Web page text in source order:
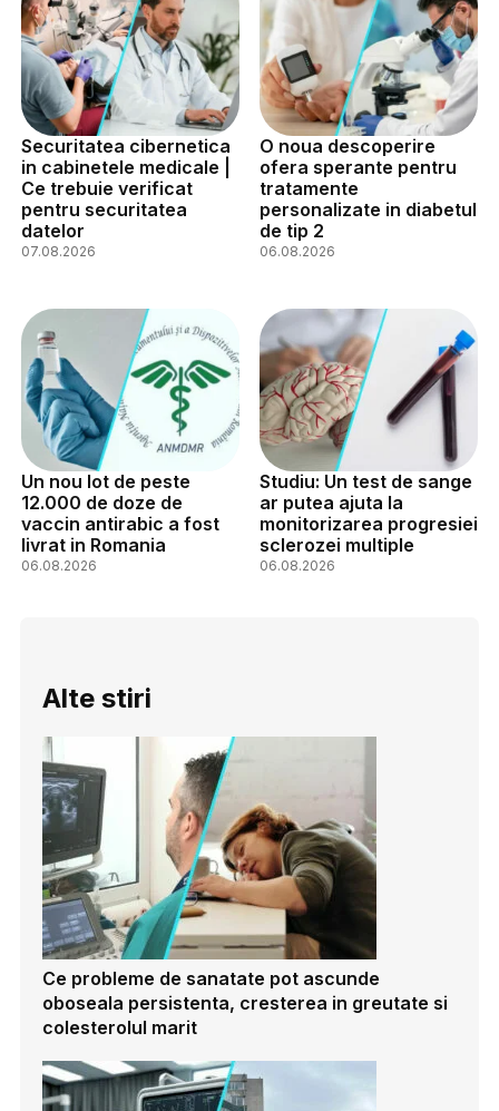
Securitatea cibernetica
in cabinetele medicale |
Ce trebuie verificat
pentru securitatea
datelor
07.08.2026
O noua descoperire
ofera sperante pentru
tratamente
personalizate in diabetul
de tip 2
06.08.2026
Un nou lot de peste
12.000 de doze de
vaccin antirabic a fost
livrat in Romania
06.08.2026
Studiu: Un test de sange
ar putea ajuta la
monitorizarea progresiei
sclerozei multiple
06.08.2026
Alte stiri
Ce probleme de sanatate pot ascunde
oboseala persistenta, cresterea in greutate si
colesterolul marit